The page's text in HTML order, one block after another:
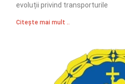
evoluții privind transporturile
Citește mai mult ..